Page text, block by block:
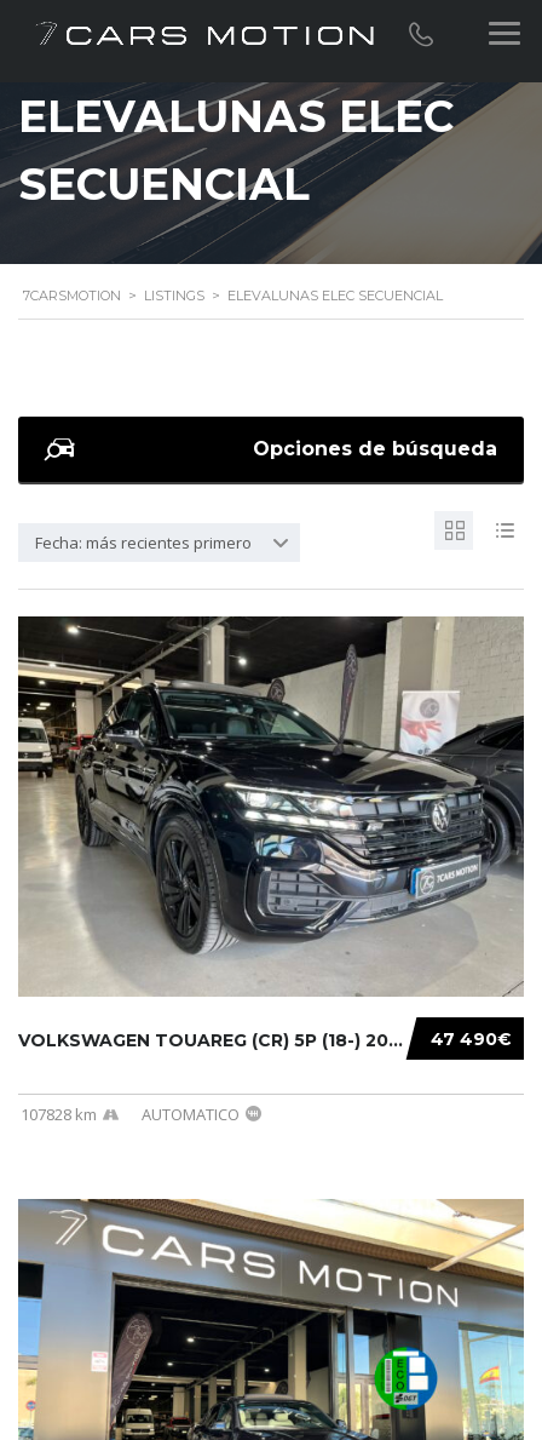
ELEVALUNAS ELEC
SECUENCIAL
7CARSMOTION > LISTINGS > ELEVALUNAS ELEC SECUENCIAL
Opciones de búsqueda
Fecha: más recientes primero
47 490€
VOLKSWAGEN TOUAREG (CR) 5P (18-) 2021...
107828 km AUTOMATICO